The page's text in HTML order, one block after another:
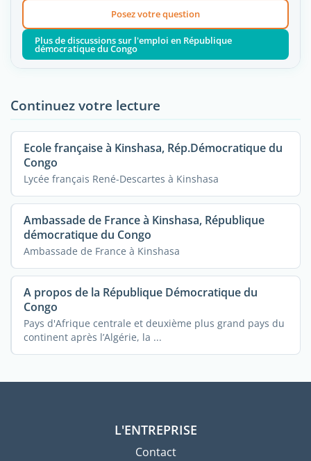
Posez votre question
Plus de discussions sur l'emploi en République
démocratique du Congo
Continuez votre lecture
Ecole française à Kinshasa, Rép.Démocratique du
Congo
Lycée français René-Descartes à Kinshasa
Ambassade de France à Kinshasa, République
démocratique du Congo
Ambassade de France à Kinshasa
A propos de la République Démocratique du
Congo
Pays d'Afrique centrale et deuxième plus grand pays du
continent après l’Algérie, la ...
L'ENTREPRISE
Contact